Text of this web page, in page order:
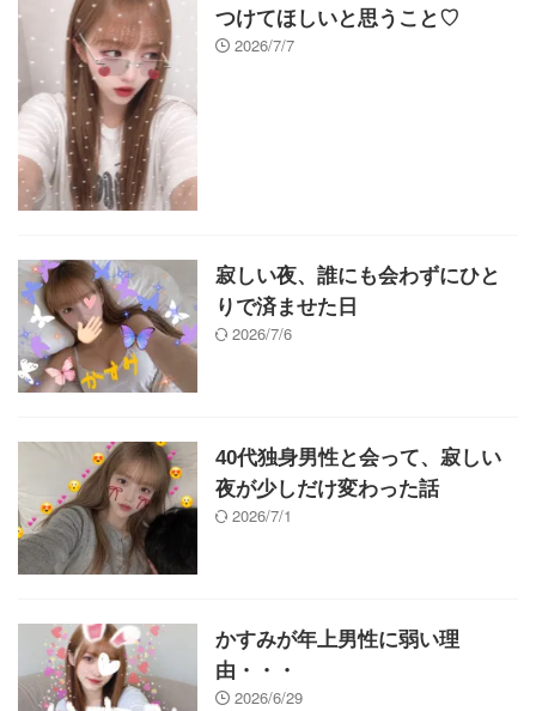
つけてほしいと思うこと♡
2026/7/7
寂しい夜、誰にも会わずにひと
りで済ませた日
2026/7/6
40代独身男性と会って、寂しい
夜が少しだけ変わった話
2026/7/1
かすみが年上男性に弱い理
由・・・
2026/6/29